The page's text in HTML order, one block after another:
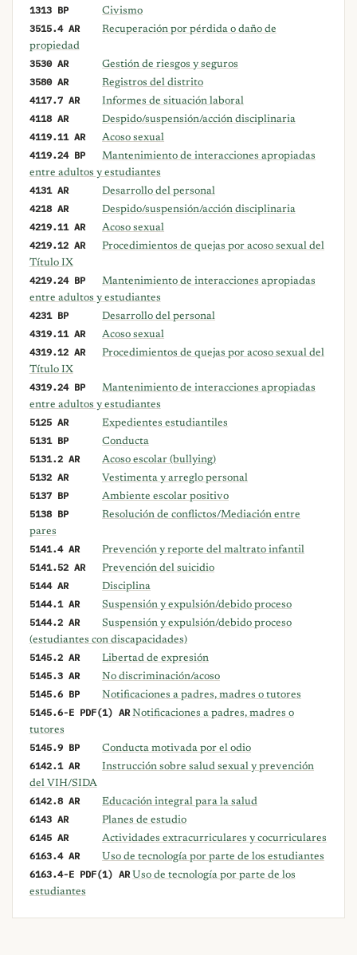
1313 BP Civismo
3515.4 AR
Recuperación por pérdida o daño de
propiedad
3530 AR Gestión de riesgos y seguros
3580 AR Registros del distrito
4117.7 AR Informes de situación laboral
4118 AR Despido/suspensión/acción disciplinaria
4119.11 AR Acoso sexual
4119.24 BP
Mantenimiento de interacciones apropiadas
entre adultos y estudiantes
4131 AR Desarrollo del personal
4218 AR Despido/suspensión/acción disciplinaria
4219.11 AR Acoso sexual
4219.12 AR
Procedimientos de quejas por acoso sexual del
Título IX
4219.24 BP
Mantenimiento de interacciones apropiadas
entre adultos y estudiantes
4231 BP Desarrollo del personal
4319.11 AR Acoso sexual
4319.12 AR
Procedimientos de quejas por acoso sexual del
Título IX
4319.24 BP
Mantenimiento de interacciones apropiadas
entre adultos y estudiantes
5125 AR Expedientes estudiantiles
5131 BP Conducta
5131.2 AR Acoso escolar (bullying)
5132 AR Vestimenta y arreglo personal
5137 BP Ambiente escolar positivo
5138 BP
Resolución de conflictos/Mediación entre
pares
5141.4 AR Prevención y reporte del maltrato infantil
5141.52 AR Prevención del suicidio
5144 AR Disciplina
5144.1 AR Suspensión y expulsión/debido proceso
5144.2 AR
Suspensión y expulsión/debido proceso
(estudiantes con discapacidades)
5145.2 AR Libertad de expresión
5145.3 AR No discriminación/acoso
5145.6 BP Notificaciones a padres, madres o tutores
5145.6-E PDF(1) AR Notificaciones a padres, madres o
tutores
5145.9 BP Conducta motivada por el odio
6142.1 AR
Instrucción sobre salud sexual y prevención
del VIH/SIDA
6142.8 AR Educación integral para la salud
6143 AR Planes de estudio
6145 AR Actividades extracurriculares y cocurriculares
6163.4 AR Uso de tecnología por parte de los estudiantes
6163.4-E PDF(1) AR Uso de tecnología por parte de los
estudiantes